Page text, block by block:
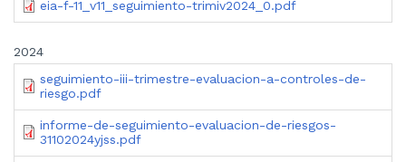
eia-f-11_v11_seguimiento-trimiv2024_0.pdf
2024
seguimiento-iii-trimestre-evaluacion-a-controles-de-
riesgo.pdf
informe-de-seguimiento-evaluacion-de-riesgos-
31102024yjss.pdf